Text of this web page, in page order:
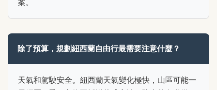
除了預算，規劃紐西蘭自由行最需要注意什麼？
天氣和駕駛安全。紐西蘭天氣變化極快，山區可能一